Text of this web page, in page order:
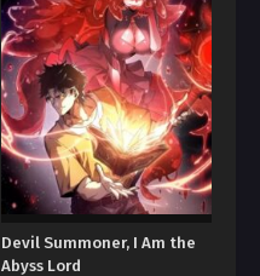
Devil Summoner, I Am the
Abyss Lord